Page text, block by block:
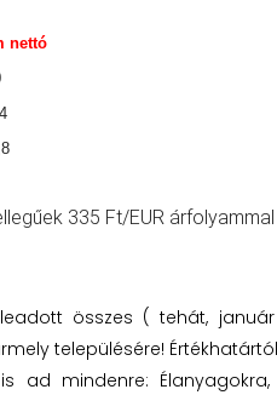
nettó
335 Ft/EUR árfolyammal
összes ( tehát,
településére!
ad mindenre: